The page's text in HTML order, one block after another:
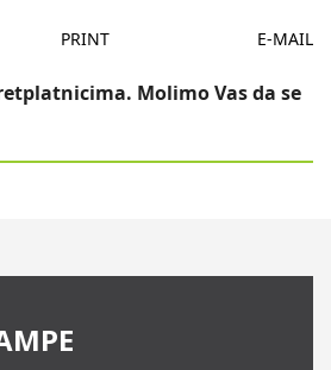
PRINT E-MAIL
Molimo Vas da se